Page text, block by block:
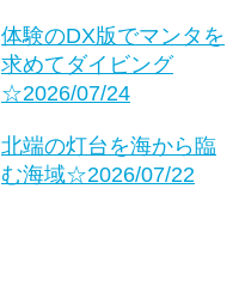
体験のDX版でマンタを
求めてダイビング
☆2026/07/24
北端の灯台を海から臨
む海域☆2026/07/22